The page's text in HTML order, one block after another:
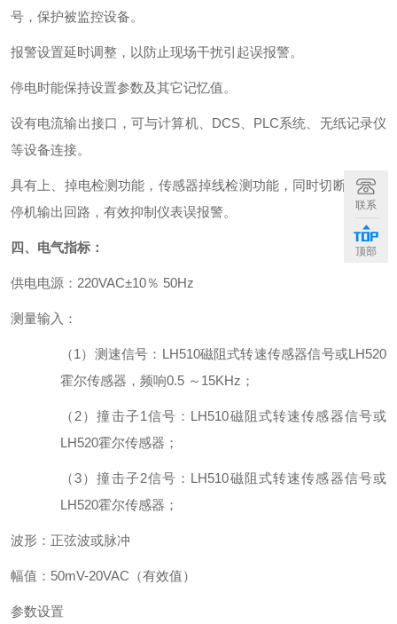
号，保护被监控设备。
报警设置延时调整，以防止现场干扰引起误报警。
停电时能保持设置参数及其它记忆值。
设有电流输出接口，可与计算机、DCS、PLC系统、无纸记录仪
等设备连接。
具有上、掉电检测功能，传感器掉线检测功能，同时切断报警、
停机输出回路，有效抑制仪表误报警。
四、电气指标：
供电电源：220VAC±10％ 50Hz
测量输入：
（1）测速信号：LH510磁阻式转速传感器信号或LH520
霍尔传感器，频响0.5 ～15KHz；
（2）撞击子1信号：LH510磁阻式转速传感器信号或
LH520霍尔传感器；
（3）撞击子2信号：LH510磁阻式转速传感器信号或
LH520霍尔传感器；
波形：正弦波或脉冲
幅值：50mV-20VAC（有效值）
参数设置
联系
顶部